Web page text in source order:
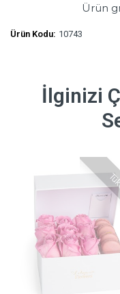
Ürün
Ürün Kodu: 10743
İlginizi